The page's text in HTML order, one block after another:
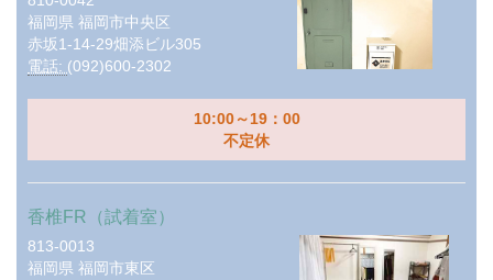
福岡県 福岡市中央区
赤坂1-14-29畑添ビル305
電話: (092)600-2302
10:00～19：00
不定休
香椎FR（試着室）
813-0013
福岡県 福岡市東区